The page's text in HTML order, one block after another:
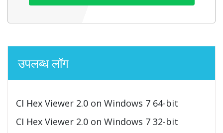
उपलब्ध लॉग
CI Hex Viewer 2.0 on Windows 7 64-bit
CI Hex Viewer 2.0 on Windows 7 32-bit